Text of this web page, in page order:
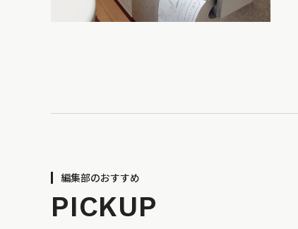
編集部のおすすめ
PICKUP